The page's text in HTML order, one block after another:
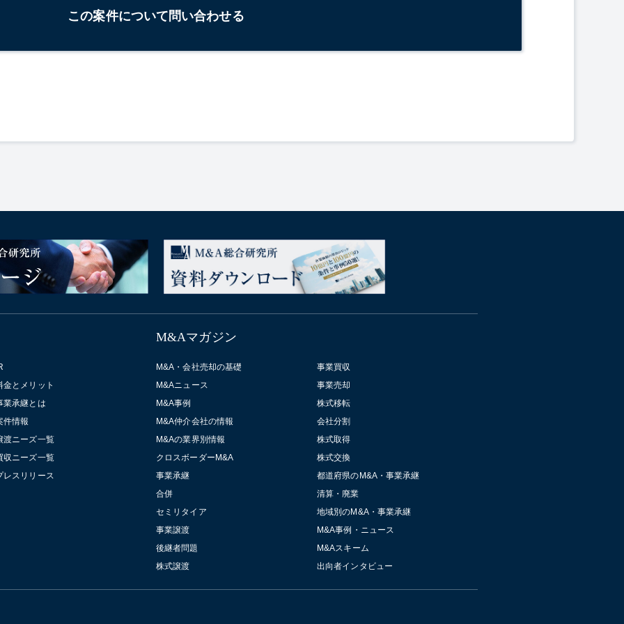
この案件について問い合わせる
金とメリット
業承継とは
件情報
渡ニーズ一覧
収ニーズ一覧
レスリリース
M&Aマガジン
M&A・会社売却の基礎
M&Aニュース
M&A事例
M&A仲介会社の情報
M&Aの業界別情報
クロスボーダーM&A
事業承継
合併
セミリタイア
事業譲渡
後継者問題
株式譲渡
事業買収
事業売却
株式移転
会社分割
株式取得
株式交換
都道府県のM&A・事業承継
清算・廃業
地域別のM&A・事業承継
M&A事例・ニュース
M&Aスキーム
出向者インタビュー